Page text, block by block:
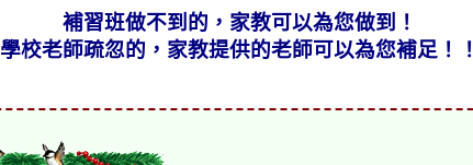
補習班做不到的，家教可以為您做到！
學校老師疏忽的，家教提供的老師可以為您補足！！